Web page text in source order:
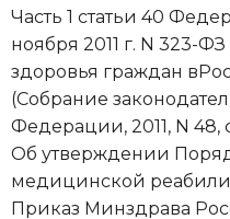
Часть 1 статьи 40
ноября 2011 г. N 323-
здоровья граждан
(Собрание
Федерации, 2011, N 48,
Об утверждении
медицинской
Приказ Минздрава